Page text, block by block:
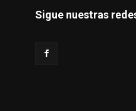
Sigue nuestras